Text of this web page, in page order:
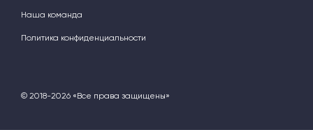
Наша команда
Политика конфиденциальности
© 2018-2026 «Все права защищены»